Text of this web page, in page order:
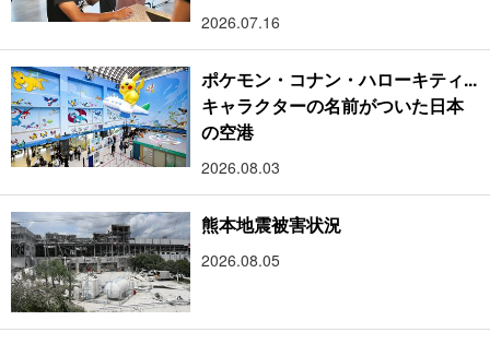
2026.07.16
ポケモン・コナン・ハローキティ...
キャラクターの名前がついた日本
の空港
2026.08.03
熊本地震被害状況
2026.08.05